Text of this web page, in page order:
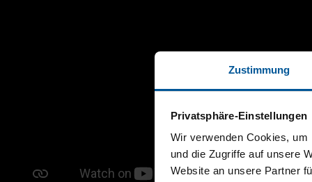
Zustimmung
Privatsphäre-Einstellungen
Wir verwenden Cookies,
und die Zugriffe auf unsere
Website an unsere Partner